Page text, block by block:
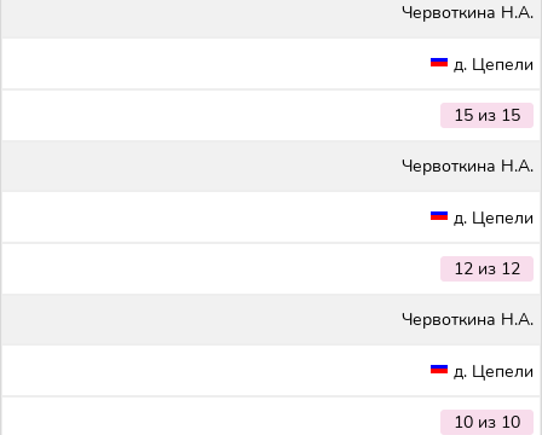
Червоткина Н.А.
д. Цепели
15 из 15
Червоткина Н.А.
д. Цепели
12 из 12
Червоткина Н.А.
д. Цепели
10 из 10